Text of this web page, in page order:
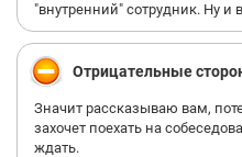
"внутренний" сотрудник. Ну и
Отрицательные
Значит рассказываю вам,
захочет поехать на
ждать.